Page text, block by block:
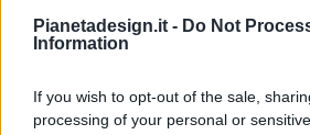
Pianetadesign.it - Do Not
Information
If you wish to opt-out of the sale,
processing of your personal or